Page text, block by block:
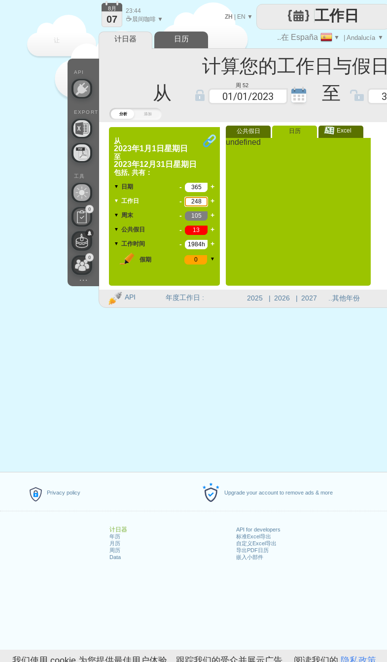
Privacy policy Upgrade your account to remove ads & more
计日器
年历
月历
周历
Data
API for developers
标准Excel导出
自定义Excel导出
导出PDF日历
嵌入小部件
分析 添加
计算您的工作日与假日
从
周 52 至
从
2023年1月1日星期日
至
2023年12月31日星期日
包括, 共有：
▼ 日期 - +
▼ 工作日 - +
▼ 周末 - +
▼ 公共假日 - +
▼ 工作时间 - +
假期 ▼
公共假日 日历 Excel
undefined
让 ..在 España ▼ | Andalucía ▼
工作日
ZH | EN ▼
API
EXPORT
工具
0
0
...
8月
07
23:44
☕晨间咖啡 ▼
计日器 日历
年度工作日 : 2025 | 2026 | 2027 ..其他年份
API